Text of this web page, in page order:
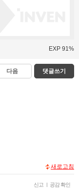
EXP 91%
다음 댓글쓰기
새로고침
신고 | 공감 확인